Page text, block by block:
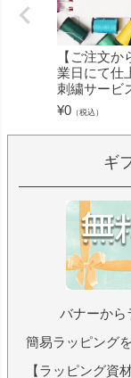
【ご注文か
業日にて仕
刺繍サービ
¥0 （税込）
ギ
バナーから
簡易ラッピング
【ラッピング資